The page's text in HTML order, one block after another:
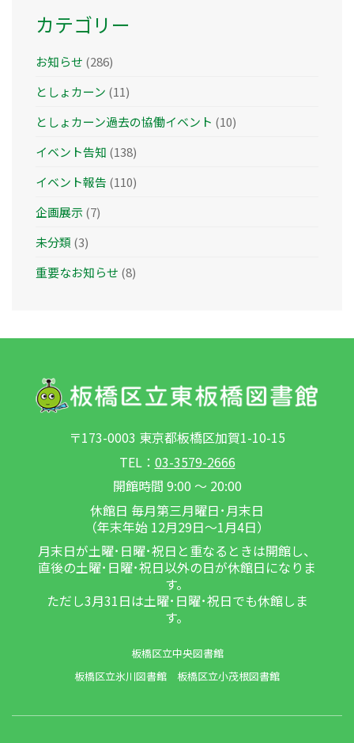
カテゴリー
お知らせ (286)
としょカーン (11)
としょカーン過去の協働イベント (10)
イベント告知 (138)
イベント報告 (110)
企画展示(7)
未分類 (3)
重要なお知らせ (8)
〒173-0003 東京都板橋区加賀1-10-15
TEL： 03-3579-2666
開館時間 9:00 ～ 20:00
休館日 毎月第三月曜日･月末日
（年末年始 12月29日～1月4日）
月末日が土曜･日曜･祝日と重なるときは開館し、
直後の土曜･日曜･祝日以外の日が休館日になりま
す。
ただし3月31日は土曜･日曜･祝日でも休館しま
す。
板橋区立中央図書館
板橋区立氷川図書館
板橋区立小茂根図書館